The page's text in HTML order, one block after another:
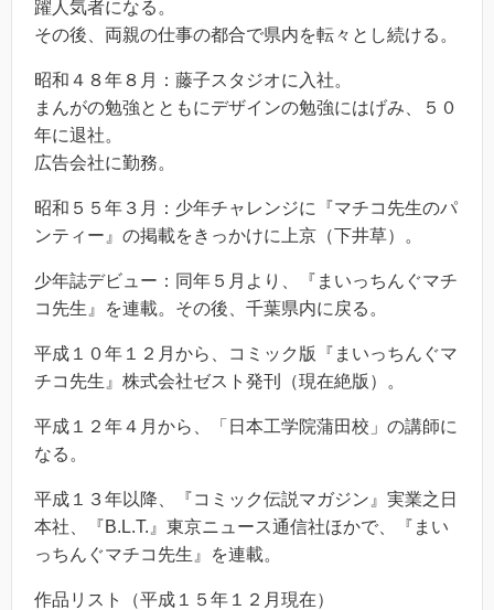
躍人気者になる。
その後、両親の仕事の都合で県内を転々とし続ける。
昭和４８年８月：藤子スタジオに入社。
まんがの勉強とともにデザインの勉強にはげみ、５０
年に退社。
広告会社に勤務。
昭和５５年３月：少年チャレンジに『マチコ先生のパ
ンティー』の掲載をきっかけに上京（下井草）。
少年誌デビュー：同年５月より、『まいっちんぐマチ
コ先生』を連載。その後、千葉県内に戻る。
平成１０年１２月から、コミック版『まいっちんぐマ
チコ先生』株式会社ゼスト発刊（現在絶版）。
平成１２年４月から、「日本工学院蒲田校」の講師に
なる。
平成１３年以降、『コミック伝説マガジン』実業之日
本社、『B.L.T.』東京ニュース通信社ほかで、『まい
っちんぐマチコ先生』を連載。
作品リスト（平成１５年１２月現在）